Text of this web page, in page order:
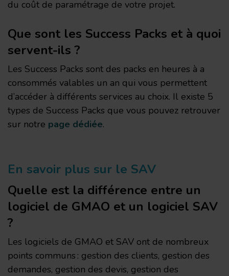
du coût de paramétrage de votre projet.
Que sont les Success Packs et à quoi
servent-ils ?
Les Success Packs sont des packs en heures à a
consommés valables un an qui vous permettent
d’accéder à différents services au choix. Il existe 5
types de Success Packs que vous pouvez retrouver
sur notre page dédiée.
En savoir plus sur le SAV
Quelle est la différence entre un
logiciel de GMAO et un logiciel SAV
?
Les logiciels de GMAO et SAV ont de nombreux
points communs : gestion des clients, gestion des
demandes, gestion des devis, gestion des